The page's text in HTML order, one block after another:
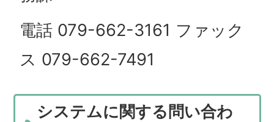
電話 079-662-3161 ファック
ス 079-662-7491
システムに関する問い合わ